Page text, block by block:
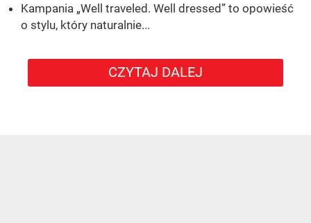
Kampania „Well traveled. Well dressed” to opowieść
o stylu, który naturalnie...
CZYTAJ DALEJ